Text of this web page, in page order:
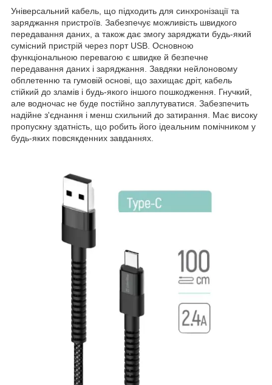
Універсальний кабель, що підходить для синхронізації та
заряджання пристроїв. Забезпечує можливість швидкого
передавання даних, а також дає змогу заряджати будь-який
сумісний пристрій через порт USB. Основною
функціональною перевагою є швидке й безпечне
передавання даних і заряджання. Завдяки нейлоновому
обплетенню та гумовій основі, що захищає дріт, кабель
стійкий до зламів і будь-якого іншого пошкодження. Гнучкий,
але водночас не буде постійно заплутуватися. Забезпечить
надійне з'єднання і менш схильний до затирання. Має високу
пропускну здатність, що робить його ідеальним помічником у
будь-яких повсякденних завданнях.